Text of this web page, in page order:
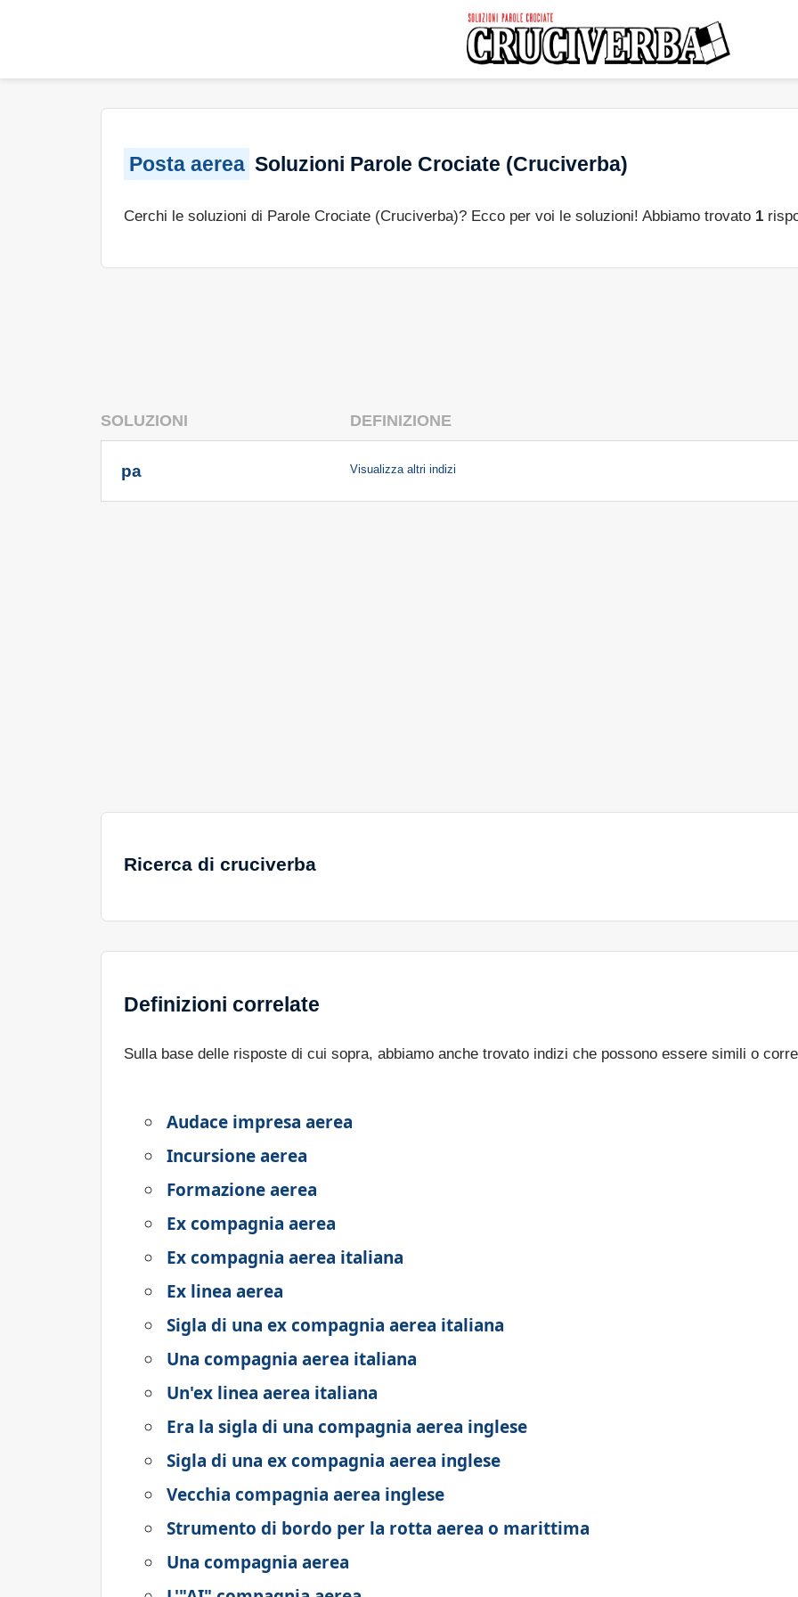
Posta aerea Soluzioni Parole Crociate (Cruciverba)
Cerchi le soluzioni di Parole Crociate (Cruciverba)? Ecco per voi le soluzioni! Abbiamo trovato 1
SOLUZIONI DEFINIZIONE
pa Visualizza altri indizi
Ricerca di cruciverba
Definizioni correlate
Sulla base delle risposte di cui sopra, abbiamo anche trovato indizi che possono essere simili o
Audace impresa aerea
Incursione aerea
Formazione aerea
Ex compagnia aerea
Ex compagnia aerea italiana
Ex linea aerea
Sigla di una ex compagnia aerea italiana
Una compagnia aerea italiana
Un'ex linea aerea italiana
Era la sigla di una compagnia aerea inglese
Sigla di una ex compagnia aerea inglese
Vecchia compagnia aerea inglese
Strumento di bordo per la rotta aerea o marittima
Una compagnia aerea